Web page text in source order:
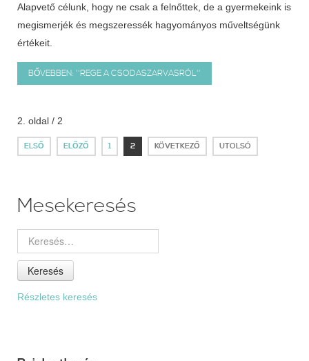
Alapvető célunk, hogy ne csak a felnőttek, de a gyermekeink is
megismerjék és megszeressék hagyományos műveltségünk
értékeit.
BŐVEBBEN: ''REGE A CSODASZARVASRÓL''
2. oldal / 2
ELSŐ ELŐZŐ 1 2 KÖVETKEZŐ UTOLSÓ
Mesekeresés
Keresés
Részletes keresés